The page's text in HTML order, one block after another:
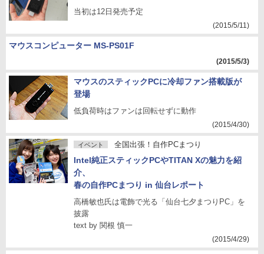
当初は12日発売予定
(2015/5/11)
マウスコンピューター MS-PS01F
(2015/5/3)
マウスのスティックPCに冷却ファン搭載版が
登場
低負荷時はファンは回転せずに動作
(2015/4/30)
イベント 全国出張！自作PCまつり
Intel純正スティックPCやTITAN Xの魅力を紹
介、
春の自作PCまつり in 仙台レポート
高橋敏也氏は電飾で光る「仙台七夕まつりPC」を
披露
text by 関根 慎一
(2015/4/29)